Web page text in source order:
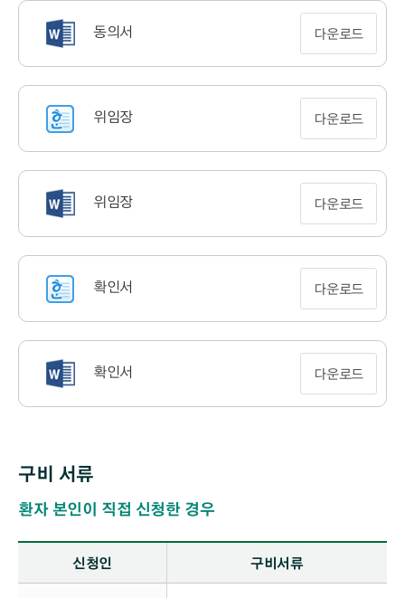
동의서 다운로드
위임장 다운로드
위임장 다운로드
확인서 다운로드
확인서 다운로드
구비 서류
환자 본인이 직접 신청한 경우
환자 본인이 직접 신청한 경우 구비서류 - 신청인, 구비서류 정보 제공
신청인
구비서류